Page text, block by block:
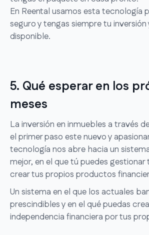
En Reental usamos esta tecnología
seguro y tengas siempre tu
disponible.
5. Qué esperar en los
meses
La inversión en inmuebles a través
el primer paso este nuevo y
tecnología nos abre hacia un
mejor, en el que tú puedes gestionar
crear tus propios productos
Un sistema en el que los actuales
prescindibles y en el qué puedas
independencia financiera por tus